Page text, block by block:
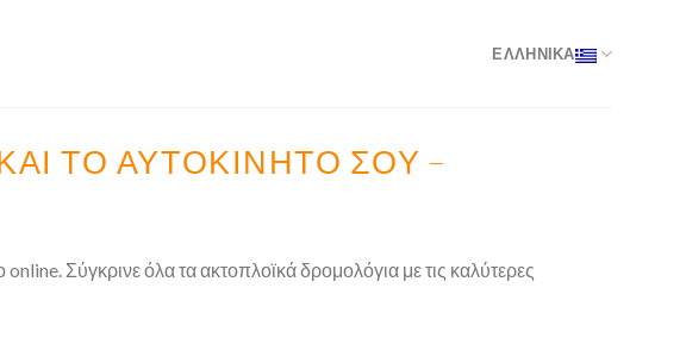
ΕΛΛΗΝΙΚΑ
ΤΟ ΑΥΤΟΚΊΝΗΤΌ ΣΟΥ –
Σύγκρινε όλα τα ακτοπλοϊκά δρομολόγια με τις καλύτερες